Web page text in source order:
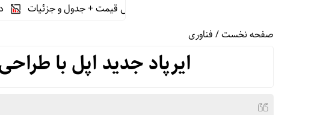
درخشش
صفحه نخست/فناوری
ایرپاد جدید اپل با